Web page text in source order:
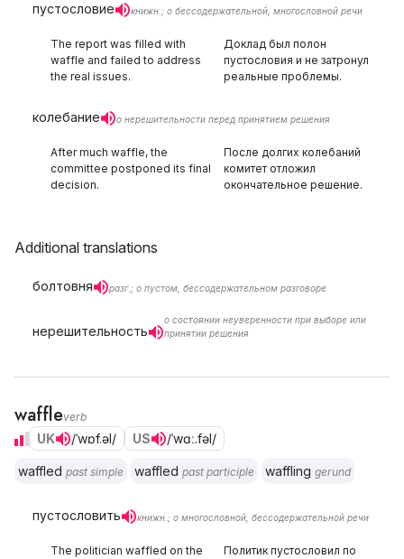
пустословие книжн.; о бессодержательной, многословной речи
The report was filled with
waffle and failed to address
the real issues.
Доклад был полон
пустословия и не затронул
реальные проблемы.
колебание о нерешительности перед принятием решения
After much waffle, the
committee postponed its final
decision.
После долгих колебаний
комитет отложил
окончательное решение.
Additional translations
болтовня разг.; о пустом, бессодержательном разговоре
нерешительность
о состоянии неуверенности при выборе или
принятии решения
waffleverb
UK /ˈwɒf.əl/ US /ˈwɑː.fəl/
waffled past simple waffled past participle waffling gerund
пустословить книжн.; о многословной, бессодержательной речи
The politician waffled on the
Политик пустословил по